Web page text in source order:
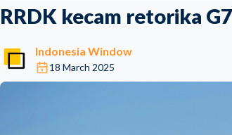
RRDK kecam retorika
Indonesia Window
18 March 2025